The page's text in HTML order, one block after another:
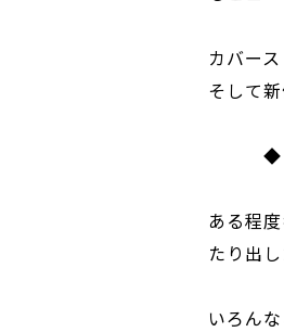
カバー
そして
◆
ある程
たり出
いろん